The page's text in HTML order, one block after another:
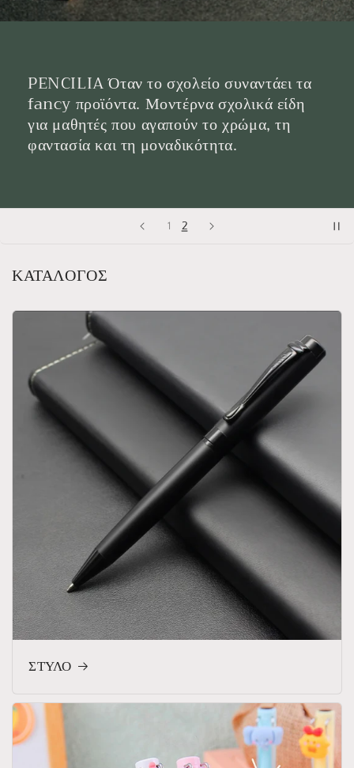
1 2
PENCILIA Όταν το σχολείο συναντάει τα
fancy προϊόντα. Μοντέρνα σχολικά είδη
για μαθητές που αγαπούν το χρώμα, τη
φαντασία και τη μοναδικότητα.
ΚΑΤΑΛΟΓΟΣ
ΣΤΥΛΟ